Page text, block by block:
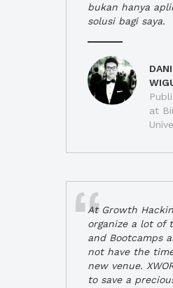
bukan hanya
solusi bagi saya.
at
At Growth
organize a lot of
and Bootcamps
not have the
new venue.
to save a